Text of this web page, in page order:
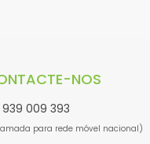
NOS
939 009 393
para rede móvel nacional)